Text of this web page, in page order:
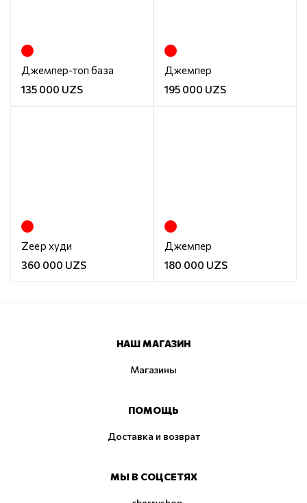
Джемпер-топ база
135 000 UZS
Джемпер
195 000 UZS
Zeep худи
360 000 UZS
Джемпер
180 000 UZS
НАШ МАГАЗИН
Магазины
ПОМОЩЬ
Доставка и возврат
МЫ В СОЦСЕТЯХ